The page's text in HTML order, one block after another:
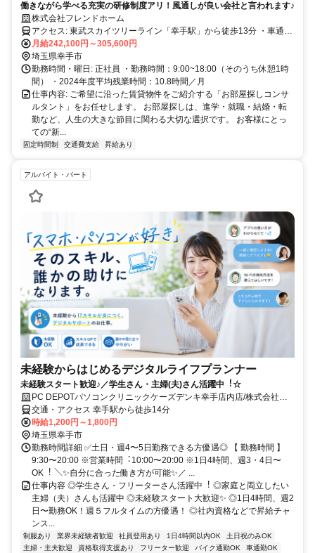
働きながら学べる充実の研修制度アリ！風通しが良い会社と言われます♪
株式会社フレンドホーム
アクセス: 東武スカイツリーライン「幸手駅」から徒歩13分 ・車通勤
OK（交通費支給・駐車場完備） ・出張無し ・勤務地の異動なし (経
営方針等により、万が一異動が発生する場合は、事前に相談いたしま
す)
月給242,100円～305,600円
埼玉県幸手市
勤務時間・曜日: 正社員 ・勤務時間：9:00~18:00（そのうち休憩1時
間） ・2024年度平均残業時間：10.8時間／月
仕事内容: ご希望に沿った賃貸物件をご紹介する「お部屋探しコンサ
ルタント」をお任せします。 お部屋探しは、進学・就職・結婚・転
勤など、人生の大きな節目に関わる大切な選択です。 お客様にとっ
ての“新...
固定時間制 交通費支給 昇給あり
アルバイト・パート
未経験からはじめるデジタルライフプランナー
未経験スタート歓迎♪／学⽣さん・主婦(夫)さん活躍中︕☆
PC DEPOTパソコンクリニックケーズデンキ幸手店内店/株式会社ピ
ーシーデポコーポレーション
交通・アクセス 幸手駅から徒歩14分
時給1,200円～1,800円
埼玉県幸手市
勤務時間詳細 ✅⼟⽇・週4〜5⽇勤務できる⽅優遇◎ 【 勤務時間 】
9:30〜20:00 ※営業時間︓10:00〜20:00 ※1⽇4時間、週3・4⽇〜
OK︕ ＼✨⾃分に合った働き⽅が可能✨／ ...
仕事内容 ◎学⽣さん・フリーターさん活躍中︕ ◎家庭と両⽴したい
主婦（夫）さんも活躍中 ◎未経験スタート大歓迎✨ ◎1⽇4時間、週2
⽇〜勤務OK！週５フルタイムの方優遇！ ◎社内資格などで昇給チャ
ンス...
制服あり 業界未経験者歓迎 社員登用あり 1日4時間以内OK
土日祝のみOK
主婦・主夫歓迎
資格取得支援あり フリーター歓迎 バイク通勤OK
車通勤OK